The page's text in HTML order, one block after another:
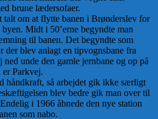
brune lædersofaer.
talt om at flytte banen i Brønderslev for
Midt i 50’erne begyndte man
til banen. Det begyndte som
der blev anlagt en tipvognsbane fra
unde den gamle jernbane og op på
Parkvej.
håndkraft, så arbejdet gik ikke særligt
blev bedre gik man over til
i 1966 åbnede den nye station
som nabo.